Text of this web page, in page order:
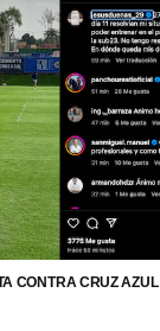
CONTRA CRUZ AZUL